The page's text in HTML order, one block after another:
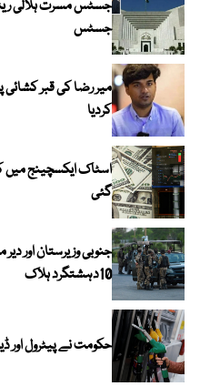
جسٹس مسرت ہلالی
جسٹس
میر رضا کی قبر کشائی
کردیا
اسٹاک ایکسچینج میں
گئی
جنوبی وزیرستان اور دیر
10دہشتگرد ہلاک
حکومت نے پیٹرول اور